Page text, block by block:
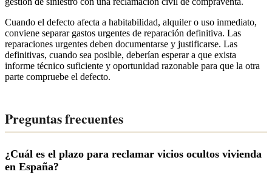
Cuando el defecto afecta a habitabilidad, alquiler o uso inmediato,
conviene separar gastos urgentes de reparación definitiva. Las
reparaciones urgentes deben documentarse y justificarse. Las
definitivas, cuando sea posible, deberían esperar a que exista
informe técnico suficiente y oportunidad razonable para que la otra
parte compruebe el defecto.
Preguntas frecuentes
¿Cuál es el plazo para reclamar vicios ocultos vivienda
en España?